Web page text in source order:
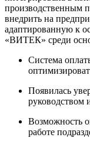
производственным
внедрить на
адаптированную к
«ВИТЕК» среди
Система
Появилась
руководством
Возможность
работе